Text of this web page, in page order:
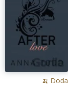
🍌